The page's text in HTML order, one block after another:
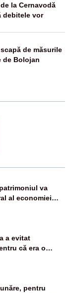
la Cernavodă
debitele vor
de măsurile
de Bolojan
va
al economiei
a evitat
că era o
fondurile de
pentru